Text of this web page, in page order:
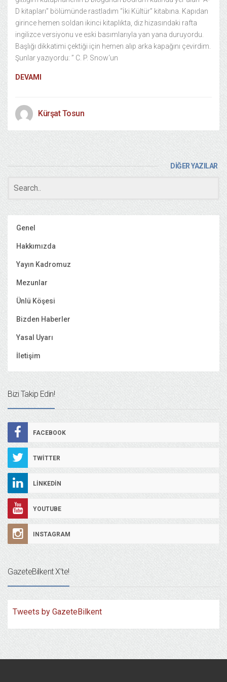
D kitapları” bölümünde rastladım “İki Kültür” kitabına. Kapıdan
girince hemen soldan ikinci kitaplıkta, diz hizasındaki rafta
ingilizce versiyonu ve eski basımlarıyla yan yana duruyordu.
Başlığı dikkatimi çektiği için hemen alıp arka kapağını çevirdim.
Şunlar yazıyordu: ” C. P. Snow‘un
DEVAMI
Kürşat Tosun
DİĞER YAZILAR
Genel
Hakkımızda
Yayın Kadromuz
Mezunlar
Ünlü Köşesi
Bizden Haberler
Yasal Uyarı
İletişim
Bizi Takip Edin!
FACEBOOK
TWITTER
LINKEDIN
YOUTUBE
INSTAGRAM
GazeteBilkent X’te!
Tweets by GazeteBilkent